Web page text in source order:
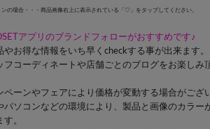
ンの場合・・・商品画像右上に表示されている「♡」をタップしてください。
アプリのブランドフォローがおすすめです♪
やお得な情報をいち早くcheckする事が出来ます。
フコーディネートや店舗ごとのブログをお楽しみ
ーンやフェアにより価格が変動する場合がござ
ソコンなどの環境により、製品と画像のカラー
。